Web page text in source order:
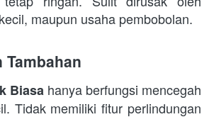
maupun usaha pembobolan.
Tambahan
Biasa hanya berfungsi mencegah
Tidak memiliki fitur perlindungan